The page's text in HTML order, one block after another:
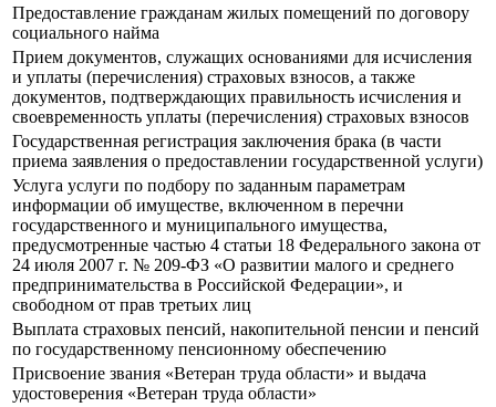
Предоставление гражданам жилых помещений по договору
социального найма
Прием документов, служащих основаниями для исчисления
и уплаты (перечисления) страховых взносов, а также
документов, подтверждающих правильность исчисления и
своевременность уплаты (перечисления) страховых взносов
Государственная регистрация заключения брака (в части
приема заявления о предоставлении государственной услуги)
Услуга услуги по подбору по заданным параметрам
информации об имуществе, включенном в перечни
государственного и муниципального имущества,
предусмотренные частью 4 статьи 18 Федерального закона от
24 июля 2007 г. № 209-ФЗ «О развитии малого и среднего
предпринимательства в Российской Федерации», и
свободном от прав третьих лиц
Выплата страховых пенсий, накопительной пенсии и пенсий
по государственному пенсионному обеспечению
Присвоение звания «Ветеран труда области» и выдача
удостоверения «Ветеран труда области»